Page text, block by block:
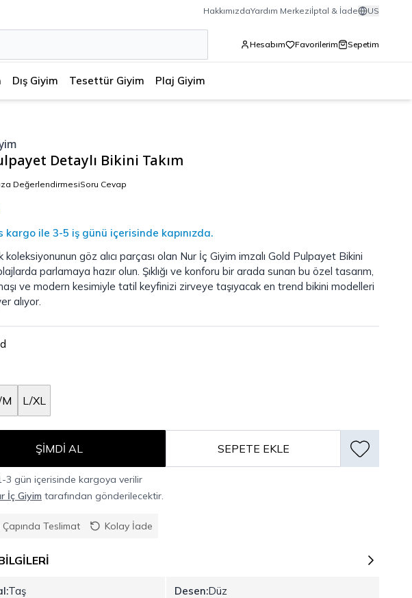
HakkımızdaYardım Merkeziİptal & İade US
Hesabım Favorilerim Sepetim
Dış Giyim Tesettür Giyim Plaj Giyim
Detaylı Bikini Takım
DeğerlendirmesiSoru Cevap
kargo ile 3-5 iş günü içerisinde kapınızda.
göz alıcı parçası olan Nur İç Giyim imzalı Gold Pulpayet Bikini
parlamaya hazır olun. Şıklığı ve konforu bir arada sunan bu özel tasarım,
ve modern kesimiyle tatil keyfinizi zirveye taşıyacak en trend bikini modelleri
alıyor.
L/XL
ŞIMDI AL SEPETE EKLE
3 gün içerisinde kargoya verilir
İç Giyim tarafından gönderilecektir.
Teslimat Kolay İade
Taş Desen:Düz